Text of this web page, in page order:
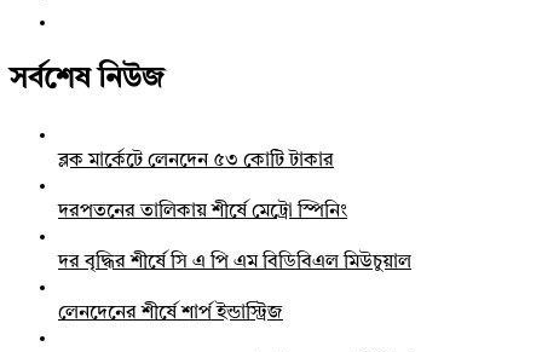
সর্বশেষ নিউজ
ব্লক মার্কেটে লেনদেন ৫৩ কোটি টাকার
দরপতনের তালিকায় শীর্ষে মেট্রো স্পিনিং
দর বৃদ্ধির শীর্ষে সি এ পি এম বিডিবিএল মিউচুয়াল
লেনদেনের শীর্ষে শার্প ইন্ডাস্ট্রিজ